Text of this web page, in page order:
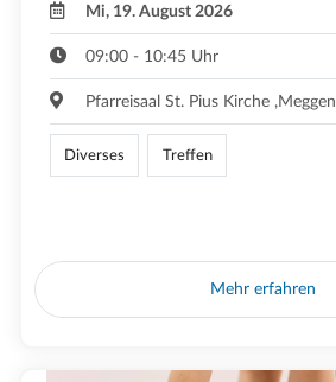
Mi, 19. August 2026
09:00 - 10:45 Uhr
Pfarreisaal St. Pius Kirche ,Meggen
Diverses Treffen
Mehr erfahren